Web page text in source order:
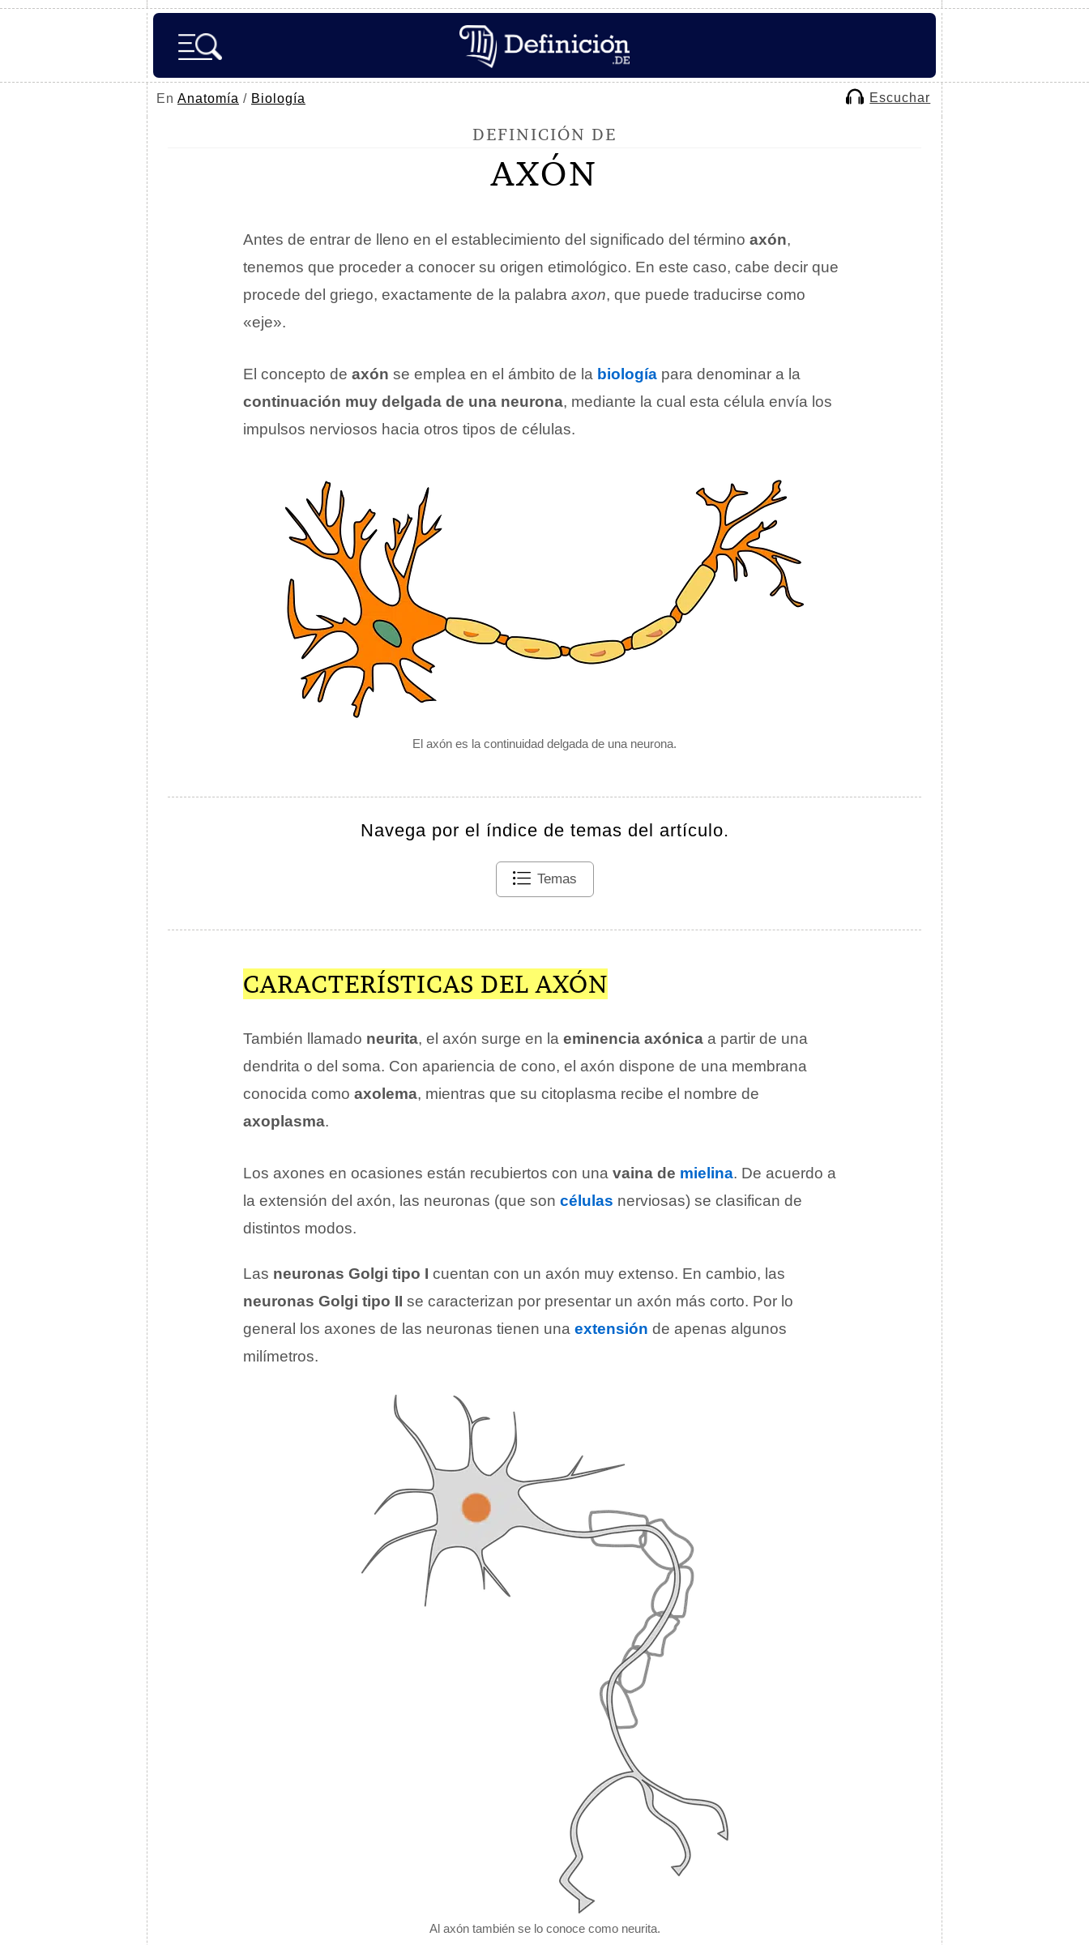
En Anatomía / Biología Escuchar
DEFINICIÓN DE
AXÓN
El axón es la continuidad delgada de una neurona.
Antes de entrar de lleno en el establecimiento del significado del término axón,
tenemos que proceder a conocer su origen etimológico. En este caso, cabe decir que
procede del griego, exactamente de la palabra axon, que puede traducirse como
«eje».
El concepto de axón se emplea en el ámbito de la biología para denominar a la
continuación muy delgada de una neurona, mediante la cual esta célula envía los
impulsos nerviosos hacia otros tipos de células.
Navega por el índice de temas del artículo.
Temas
CARACTERÍSTICAS DEL AXÓN
También llamado neurita, el axón surge en la eminencia axónica a partir de una
dendrita o del soma. Con apariencia de cono, el axón dispone de una membrana
conocida como axolema, mientras que su citoplasma recibe el nombre de
axoplasma.
Los axones en ocasiones están recubiertos con una vaina de mielina. De acuerdo a
la extensión del axón, las neuronas (que son células nerviosas) se clasifican de
distintos modos.
Las neuronas Golgi tipo I cuentan con un axón muy extenso. En cambio, las
neuronas Golgi tipo II se caracterizan por presentar un axón más corto. Por lo
general los axones de las neuronas tienen una extensión de apenas algunos
milímetros.
Al axón también se lo conoce como neurita.